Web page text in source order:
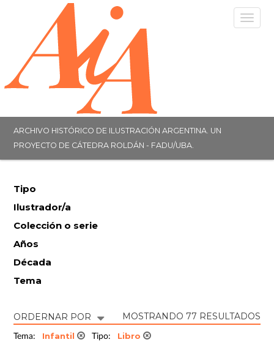
ARCHIVO HISTÓRICO DE ILUSTRACIÓN ARGENTINA. UN
PROYECTO DE CÁTEDRA ROLDÁN - FADU/UBA.
Tipo
Ilustrador/a
Colección o serie
Años
Década
Tema
ORDERNAR POR MOSTRANDO 77 RESULTADOS
Tema: Infantil Tipo: Libro